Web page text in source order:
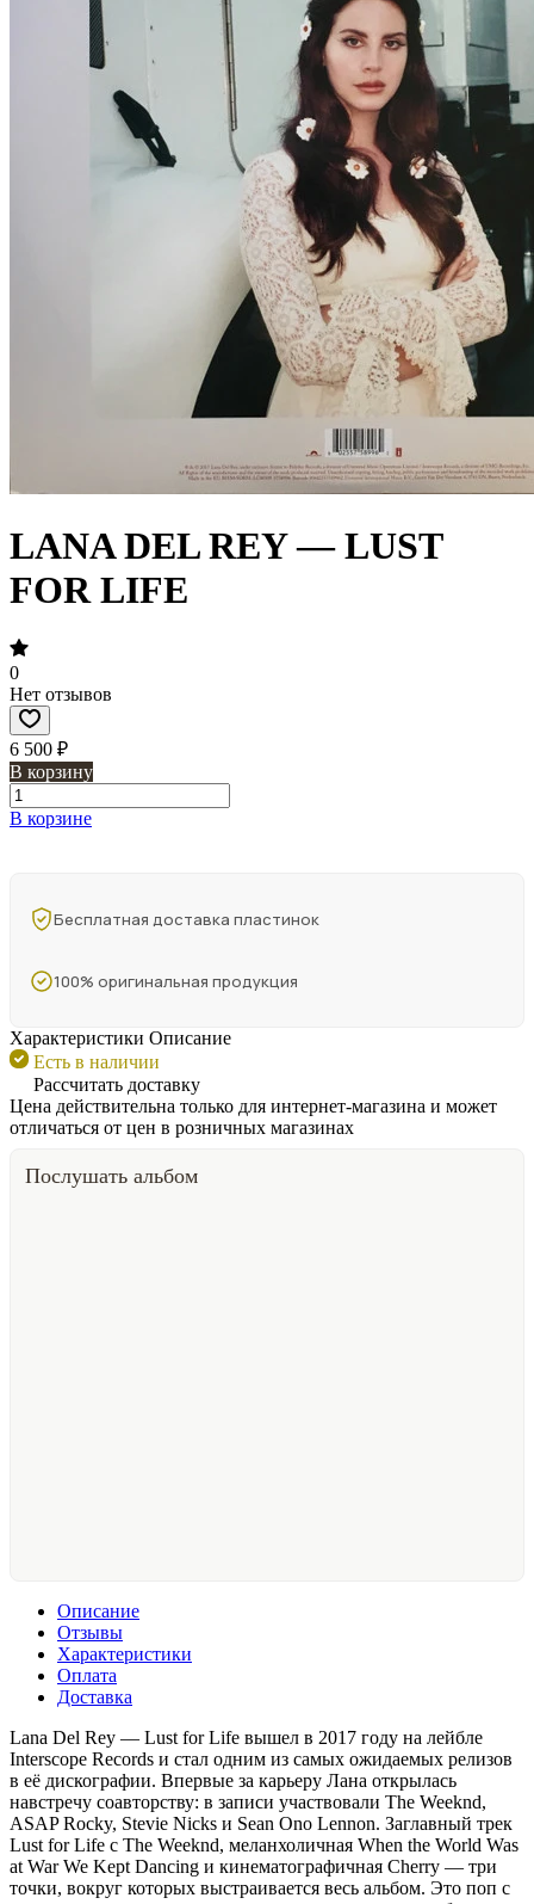
LANA DEL REY — LUST
FOR LIFE
0
Нет отзывов
6 500 ₽
В корзину
В корзине
Бесплатная доставка пластинок
100% оригинальная продукция
Характеристики Описание
Есть в наличии
Рассчитать доставку
Цена действительна только для интернет-магазина и может
отличаться от цен в розничных магазинах
Послушать альбом
Описание
Отзывы
Характеристики
Оплата
Доставка
Lana Del Rey — Lust for Life вышел в 2017 году на лейбле
Interscope Records и стал одним из самых ожидаемых релизов
в её дискографии. Впервые за карьеру Лана открылась
навстречу соавторству: в записи участвовали The Weeknd,
ASAP Rocky, Stevie Nicks и Sean Ono Lennon. Заглавный трек
Lust for Life с The Weeknd, меланхоличная When the World Was
at War We Kept Dancing и кинематографичная Cherry — три
точки, вокруг которых выстраивается весь альбом. Это поп с